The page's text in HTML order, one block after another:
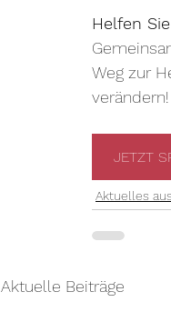
Helfen
Weg zur
verändern!
JETZT
Aktuelles
Aktuelle Beiträge